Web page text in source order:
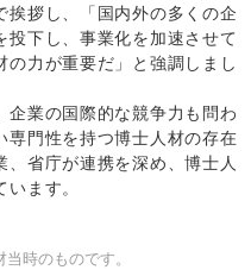
挨拶し、「国内外の多くの企
投下し、事業化を加速させて
の力が重要だ」と強調しまし
業の国際的な競争力も問わ
専門性を持つ博士人材の存在
省庁が連携を深め、博士人
ます。
時のものです。